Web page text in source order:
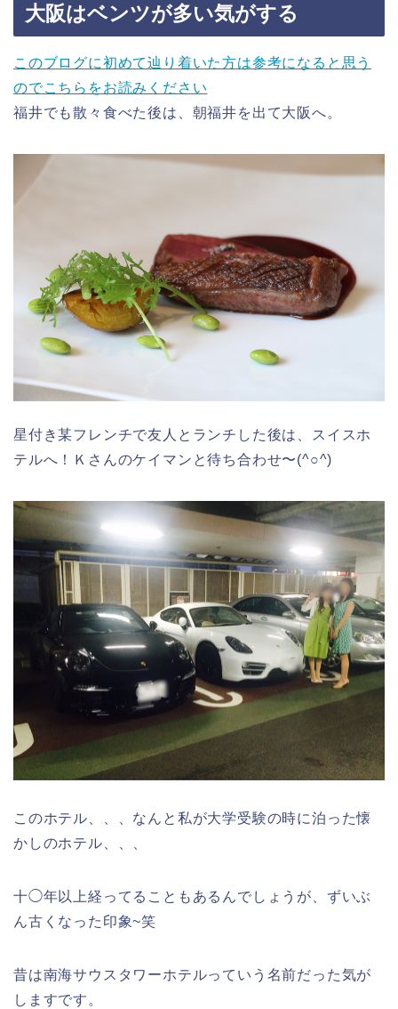
大阪はベンツが多い気がする
このブログに初めて辿り着いた方は参考になると思う
のでこちらをお読みください
福井でも散々食べた後は、朝福井を出て大阪へ。
星付き某フレンチで友人とランチした後は、スイスホ
テルへ！Ｋさんのケイマンと待ち合わせ〜(^○^)
このホテル、、、なんと私が大学受験の時に泊った懐
かしのホテル、、、
十◯年以上経ってることもあるんでしょうが、ずいぶ
ん古くなった印象~笑
昔は南海サウスタワーホテルっていう名前だった気が
しますです。